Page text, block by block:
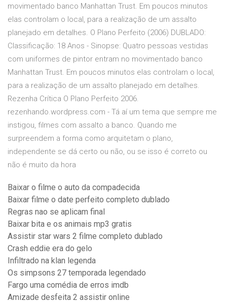
movimentado banco Manhattan Trust. Em poucos minutos
elas controlam o local, para a realização de um assalto
planejado em detalhes. O Plano Perfeito (2006) DUBLADO:
Classificação: 18 Anos - Sinopse: Quatro pessoas vestidas
com uniformes de pintor entram no movimentado banco
Manhattan Trust. Em poucos minutos elas controlam o local,
para a realização de um assalto planejado em detalhes.
Rezenha Crítica O Plano Perfeito 2006.
rezenhando.wordpress.com - Tá aí um tema que sempre me
instigou, filmes com assalto a banco. Quando me
surpreendem a forma como arquitetam o plano,
independente se dá certo ou não, ou se isso é correto ou
não é muito da hora
Baixar o filme o auto da compadecida
Baixar filme o date perfeito completo dublado
Regras nao se aplicam final
Baixar bita e os animais mp3 gratis
Assistir star wars 2 filme completo dublado
Crash eddie era do gelo
Infiltrado na klan legenda
Os simpsons 27 temporada legendado
Fargo uma comédia de erros imdb
Amizade desfeita 2 assistir online